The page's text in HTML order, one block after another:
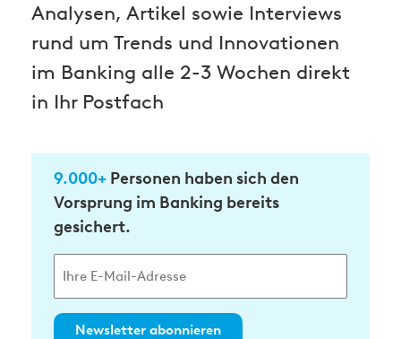
Analysen, Artikel sowie Interviews
rund um Trends und Innovationen
im Banking alle 2-3 Wochen direkt
in Ihr Postfach
9.000+ Personen haben sich den
Vorsprung im Banking bereits
gesichert.
Newsletter abonnieren